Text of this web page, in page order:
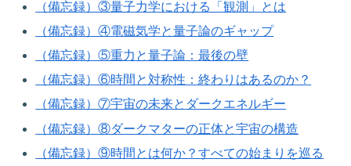
（備忘録）③量子力学における「観測」とは
（備忘録）④電磁気学と量子論のギャップ
（備忘録）⑤重力と量子論：最後の壁
（備忘録）⑥時間と対称性：終わりはあるのか？
（備忘録）⑦宇宙の未来とダークエネルギー
（備忘録）⑧ダークマターの正体と宇宙の構造
（備忘録）⑨時間とは何か？すべての始まりを巡る